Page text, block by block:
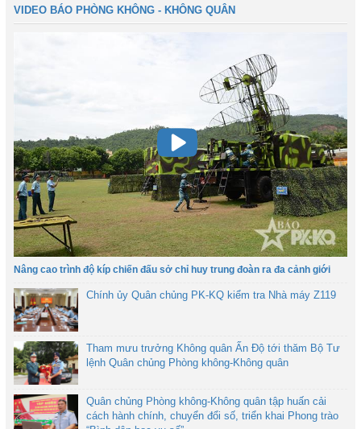
VIDEO BÁO PHÒNG KHÔNG - KHÔNG QUÂN
Nâng cao trình độ kíp chiến đấu sở chỉ huy trung đoàn ra đa cảnh giới
Chính ủy Quân chủng PK-KQ kiểm tra Nhà máy Z119
Tham mưu trưởng Không quân Ấn Độ tới thăm Bộ Tư
lệnh Quân chủng Phòng không-Không quân
Quân chủng Phòng không-Không quân tập huấn cải
cách hành chính, chuyển đổi số, triển khai Phong trào